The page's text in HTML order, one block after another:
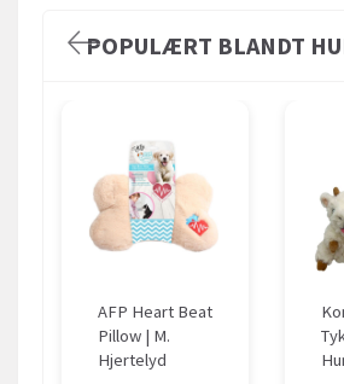
POPULÆRT BLANDT
AFP Heart Beat
Pillow | M.
Hjertelyd